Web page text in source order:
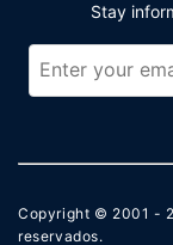
Stay
Copyright © 2001 -
reservados.